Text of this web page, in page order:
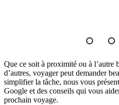
Que ce soit à proximité ou à l’autre
d’autres, voyager peut demander
simplifier la tâche, nous vous
Google et des conseils qui vous
prochain voyage.